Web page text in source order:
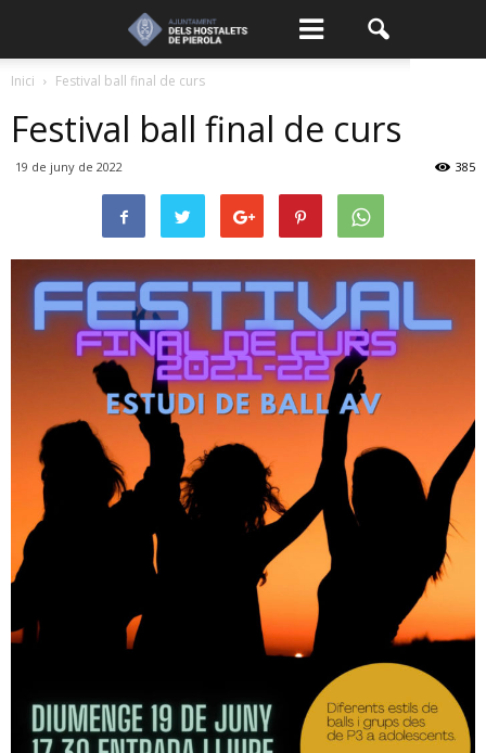
Inici Festival ball final de curs
Festival ball final de curs
19 de juny de 2022 385